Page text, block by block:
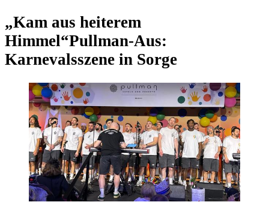
„Kam aus heiterem
Himmel“Pullman-Aus:
Karnevalsszene in Sorge